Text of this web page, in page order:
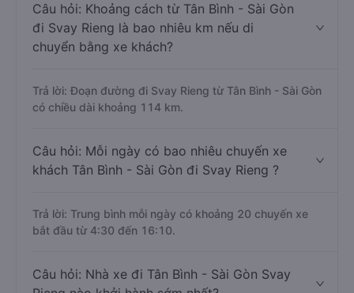
Câu hỏi: Khoảng cách từ Tân Bình - Sài Gòn
đi Svay Rieng là bao nhiêu km nếu di
chuyển bằng xe khách?
Trả lời: Đoạn đường đi Svay Rieng từ Tân Bình - Sài Gòn
có chiều dài khoảng 114 km.
Câu hỏi: Mỗi ngày có bao nhiêu chuyến xe
khách Tân Bình - Sài Gòn đi Svay Rieng ?
Trả lời: Trung bình mỗi ngày có khoảng 20 chuyến xe
bắt đầu từ 4:30 đến 16:10.
Câu hỏi: Nhà xe đi Tân Bình - Sài Gòn Svay